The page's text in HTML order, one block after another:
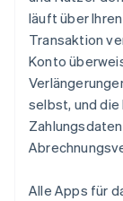
läuft über
Transaktion
Konto
selbst, und die
Alle Apps für